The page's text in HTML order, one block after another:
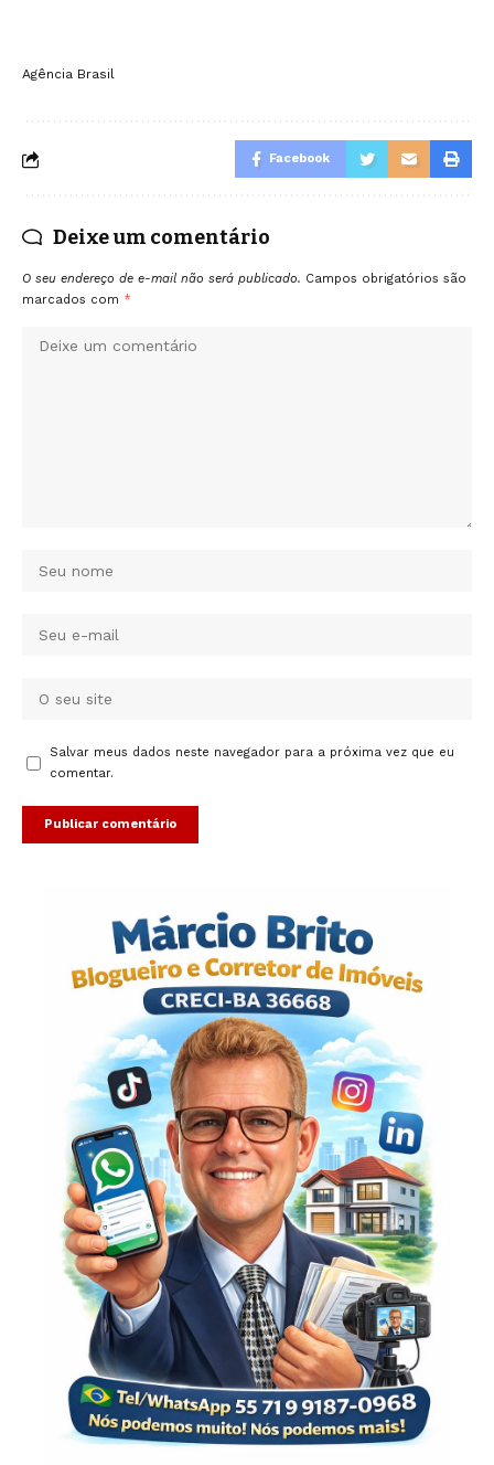
Agência Brasil
Facebook
Deixe um comentário
O seu endereço de e-mail não será publicado. Campos obrigatórios são
marcados com *
Salvar meus dados neste navegador para a próxima vez que eu
comentar.